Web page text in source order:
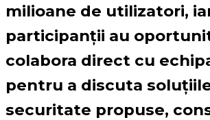
milioane de utilizatori,
participanții au
colabora direct cu
pentru a discuta
securitate propuse,